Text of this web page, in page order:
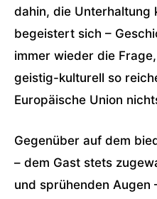
dahin, die Unterhaltung
begeistert sich –
immer wieder die
geistig-kulturell so
Europäische Union
Gegenüber auf dem
– dem Gast stets
und sprühenden Augen